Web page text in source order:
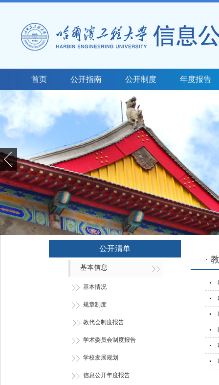
首页 公开指南 公开制度 年度报告
公开清单
基本信息
基本情况
规章制度
教代会制度报告
学术委员会制度报告
学校发展规划
信息公开年度报告
·